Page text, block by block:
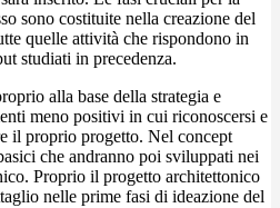
sono costituite nella creazione del
quelle attività che rispondono in
studiati in precedenza.
alla base della strategia e
meno positivi in cui riconoscersi e
il proprio progetto. Nel concept
che andranno poi sviluppati nei
Proprio il progetto architettonico
nelle prime fasi di ideazione del